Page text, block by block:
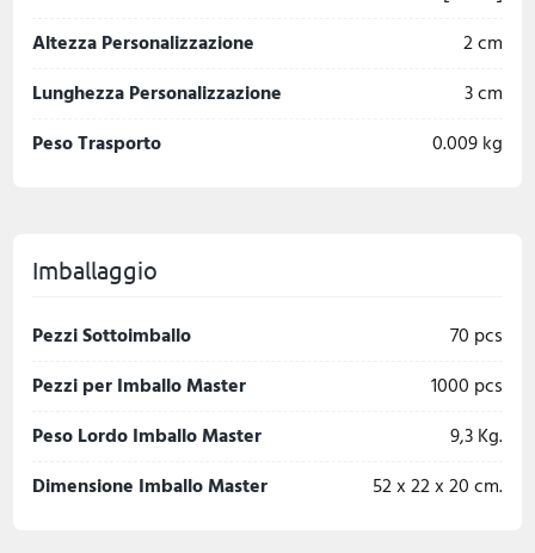
Altezza Personalizzazione
2 cm
Lunghezza Personalizzazione
3 cm
Peso Trasporto
0.009 kg
Imballaggio
Pezzi Sottoimballo
70 pcs
Pezzi per Imballo Master
1000 pcs
Peso Lordo Imballo Master
9,3 Kg.
Dimensione Imballo Master
52 x 22 x 20 cm.